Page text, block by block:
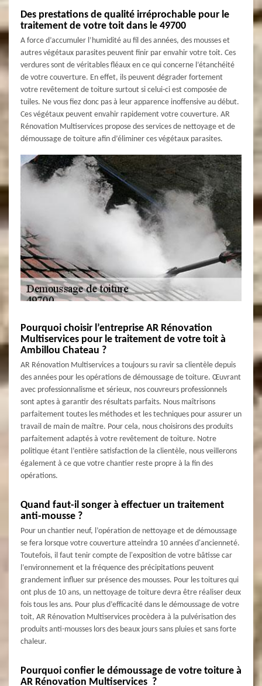
Des prestations de qualité irréprochable pour le
traitement de votre toit dans le 49700
A force d’accumuler l’humidité au fil des années, des mousses et
autres végétaux parasites peuvent finir par envahir votre toit. Ces
verdures sont de véritables fléaux en ce qui concerne l’étanchéité
de votre couverture. En effet, ils peuvent dégrader fortement
votre revêtement de toiture surtout si celui-ci est composée de
tuiles. Ne vous fiez donc pas à leur apparence inoffensive au début.
Ces végétaux peuvent envahir rapidement votre couverture. AR
Rénovation Multiservices propose des services de nettoyage et de
démoussage de toiture afin d’éliminer ces végétaux parasites.
Pourquoi choisir l’entreprise AR Rénovation
Multiservices pour le traitement de votre toit à
Ambillou Chateau ?
AR Rénovation Multiservices a toujours su ravir sa clientèle depuis
des années pour les opérations de démoussage de toiture. Œuvrant
avec professionnalisme et sérieux, nos couvreurs professionnels
sont aptes à garantir des résultats parfaits. Nous maîtrisons
parfaitement toutes les méthodes et les techniques pour assurer un
travail de main de maître. Pour cela, nous choisirons des produits
parfaitement adaptés à votre revêtement de toiture. Notre
politique étant l’entière satisfaction de la clientèle, nous veillerons
également à ce que votre chantier reste propre à la fin des
opérations.
Quand faut-il songer à effectuer un traitement
anti-mousse ?
Pour un chantier neuf, l’opération de nettoyage et de démoussage
se fera lorsque votre couverture atteindra 10 années d'ancienneté.
Toutefois, il faut tenir compte de l'exposition de votre bâtisse car
l’environnement et la fréquence des précipitations peuvent
grandement influer sur présence des mousses. Pour les toitures qui
ont plus de 10 ans, un nettoyage de toiture devra être réaliser deux
fois tous les ans. Pour plus d’efficacité dans le démoussage de votre
toit, AR Rénovation Multiservices procèdera à la pulvérisation des
produits anti-mousses lors des beaux jours sans pluies et sans forte
chaleur.
Pourquoi confier le démoussage de votre toiture à
AR Rénovation Multiservices ?